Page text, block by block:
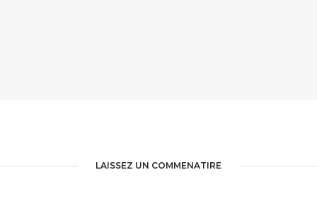
LAISSEZ UN COMMENATIRE